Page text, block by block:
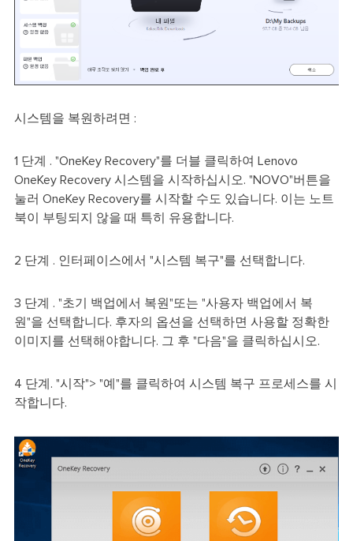
시스템을 복원하려면 :
1 단계 . "OneKey Recovery"를 더블 클릭하여 Lenovo
OneKey Recovery 시스템을 시작하십시오. "NOVO"버튼을
눌러 OneKey Recovery를 시작할 수도 있습니다. 이는 노트
북이 부팅되지 않을 때 특히 유용합니다.
2 단계 . 인터페이스에서 "시스템 복구"를 선택합니다.
3 단계 . "초기 백업에서 복원"또는 "사용자 백업에서 복
원"을 선택합니다. 후자의 옵션을 선택하면 사용할 정확한
이미지를 선택해야합니다. 그 후 "다음"을 클릭하십시오.
4 단계. "시작"> "예"를 클릭하여 시스템 복구 프로세스를 시
작합니다.